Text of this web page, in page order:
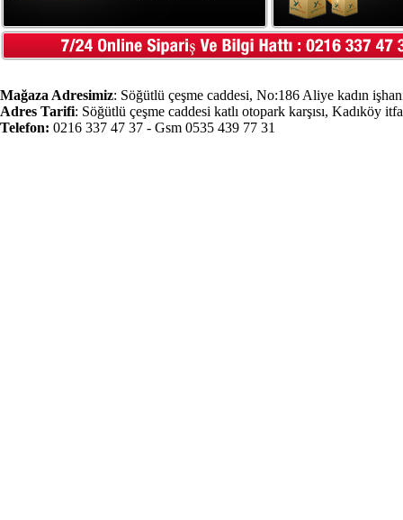
Mağaza Adresimiz: Söğütlü çeşme caddesi, No:186 Aliye kadın
Adres Tarifi: Söğütlü çeşme caddesi katlı otopark karşısı, Kadıköy
Telefon: 0216 337 47 37 - Gsm 0535 439 77 31